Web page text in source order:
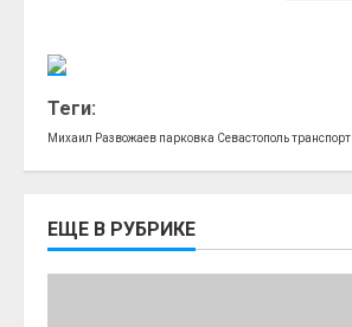
Теги:
Михаил Развожаев парковка Севастопольтранспорт
ЕЩЕ В РУБРИКЕ